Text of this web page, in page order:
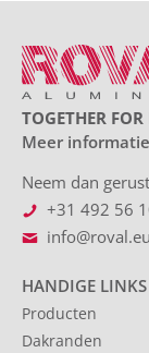
TOGETHER FOR
Meer
Neem dan
+31 492 56
info@roval.eu
HANDIGE LINKS
Producten
Dakranden